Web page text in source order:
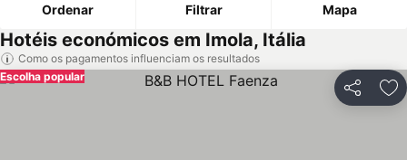
Ordenar Filtrar Mapa
Hotéis económicos em Imola, Itália
Como os pagamentos influenciam os resultados
Partilhar
Escolha popular